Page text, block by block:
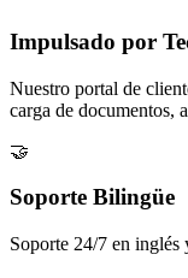
Impulsado por
Nuestro portal de
carga de documentos,
🤝
Soporte Bilingüe
Soporte 24/7 en inglés